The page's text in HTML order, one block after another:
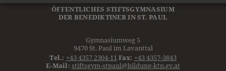
ÖFFENTLICHES STIFTSGYMNASIUM
DER BENEDIKTINERIN ST. PAUL
Gymnasiumweg 5
9470 St. Paul im Lavanttal
Tel.: +43 4357 2304-11 Fax: +43 4357-3843
E-Mail: stiftsgym-stpaul@bildung-ktn.gv.at